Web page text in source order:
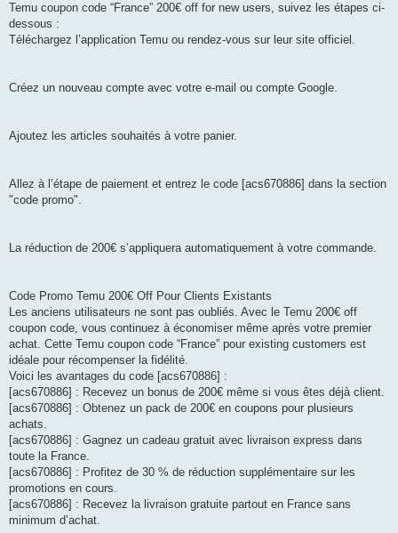
Temu coupon code “France” 200€ off for new users, suivez les étapes ci-
dessous :
Téléchargez l’application Temu ou rendez-vous sur leur site officiel.
Créez un nouveau compte avec votre e-mail ou compte Google.
Ajoutez les articles souhaités à votre panier.
Allez à l’étape de paiement et entrez le code [acs670886] dans la section
"code promo".
La réduction de 200€ s’appliquera automatiquement à votre commande.
Code Promo Temu 200€ Off Pour Clients Existants
Les anciens utilisateurs ne sont pas oubliés. Avec le Temu 200€ off
coupon code, vous continuez à économiser même après votre premier
achat. Cette Temu coupon code “France” pour existing customers est
idéale pour récompenser la fidélité.
Voici les avantages du code [acs670886] :
[acs670886] : Recevez un bonus de 200€ même si vous êtes déjà client.
[acs670886] : Obtenez un pack de 200€ en coupons pour plusieurs
achats.
[acs670886] : Gagnez un cadeau gratuit avec livraison express dans
toute la France.
[acs670886] : Profitez de 30 % de réduction supplémentaire sur les
promotions en cours.
[acs670886] : Recevez la livraison gratuite partout en France sans
minimum d’achat.